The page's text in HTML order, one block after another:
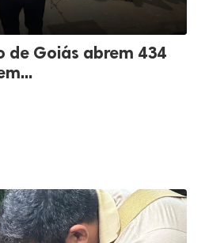
de Goiás abrem 434